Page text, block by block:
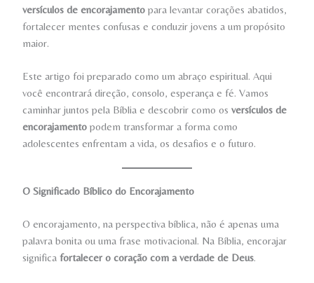
versículos de encorajamento para levantar corações abatidos,
fortalecer mentes confusas e conduzir jovens a um propósito
maior.
Este artigo foi preparado como um abraço espiritual. Aqui
você encontrará direção, consolo, esperança e fé. Vamos
caminhar juntos pela Bíblia e descobrir como osversículos de
encorajamento podem transformar a forma como
adolescentes enfrentam a vida, os desafios e o futuro.
O Significado Bíblico do Encorajamento
O encorajamento, na perspectiva bíblica, não é apenas uma
palavra bonita ou uma frase motivacional. Na Bíblia, encorajar
significafortalecer o coração com a verdade de Deus.